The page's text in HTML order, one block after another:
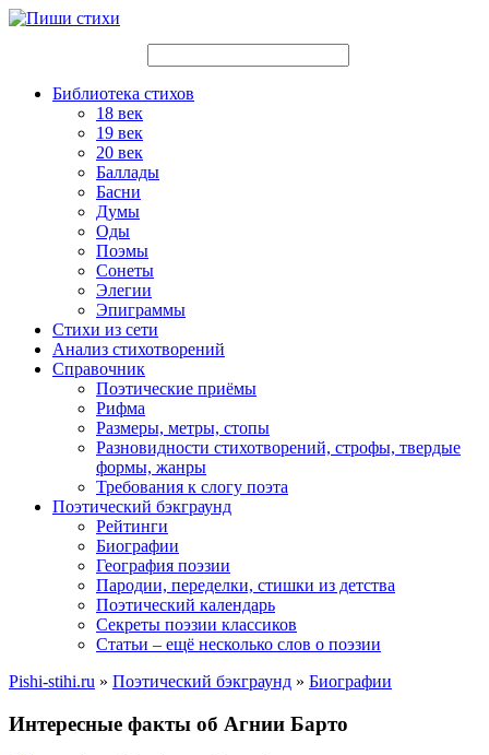
Библиотека стихов
18 век
19 век
20 век
Баллады
Басни
Думы
Оды
Поэмы
Сонеты
Элегии
Эпиграммы
Стихи из сети
Анализ стихотворений
Справочник
Поэтические приёмы
Рифма
Размеры, метры, стопы
Разновидности стихотворений, строфы, твердые
формы, жанры
Требования к слогу поэта
Поэтический бэкграунд
Рейтинги
Биографии
География поэзии
Пародии, переделки, стишки из детства
Поэтический календарь
Секреты поэзии классиков
Статьи – ещё несколько слов о поэзии
Pishi-stihi.ru » Поэтический бэкграунд » Биографии
Интересные факты об Агнии Барто